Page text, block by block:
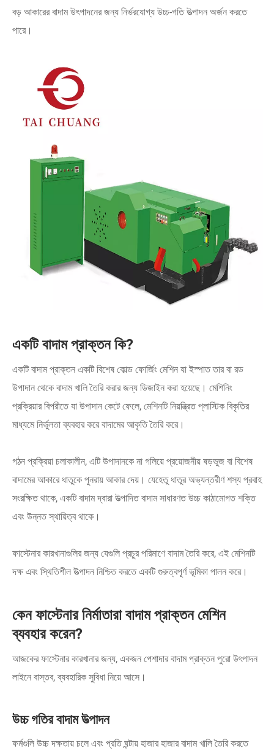
বড় আকারের বাদাম উৎপাদনের জন্য নির্ভরযোগ্য উচ্চ-গতি উত্পাদন অর্জন করতে
পারে।
একটি বাদাম প্রাক্তন কি?
একটি বাদাম প্রাক্তন একটি বিশেষ কোল্ড ফোর্জিং মেশিন যা ইস্পাত তার বা রড
উপাদান থেকে বাদাম খালি তৈরি করার জন্য ডিজাইন করা হয়েছে। মেশিনিং
প্রক্রিয়ার বিপরীতে যা উপাদান কেটে ফেলে, মেশিনটি নিয়ন্ত্রিত প্লাস্টিক বিকৃতির
মাধ্যমে নির্ভুলতা ব্যবহার করে বাদামের আকৃতি তৈরি করে।
গঠন প্রক্রিয়া চলাকালীন, এটি উপাদানকে না গলিয়ে প্রয়োজনীয় ষড়ভুজ বা বিশেষ
বাদামের আকারে ধাতুকে পুনরায় আকার দেয়। যেহেতু ধাতুর অভ্যন্তরীণ শস্য প্রবাহ
সংরক্ষিত থাকে, একটি বাদাম দ্বারা উত্পাদিত বাদাম সাধারণত উচ্চ কাঠামোগত শক্তি
এবং উন্নত স্থায়িত্ব থাকে।
ফাস্টেনার কারখানাগুলির জন্য যেগুলি প্রচুর পরিমাণে বাদাম তৈরি করে, এই মেশিনটি
দক্ষ এবং স্থিতিশীল উত্পাদন নিশ্চিত করতে একটি গুরুত্বপূর্ণ ভূমিকা পালন করে।
কেন ফাস্টেনার নির্মাতারা বাদাম প্রাক্তন মেশিন
ব্যবহার করেন?
আজকের ফাস্টেনার কারখানার জন্য, একজন পেশাদার বাদাম প্রাক্তন পুরো উৎপাদন
লাইনে বাস্তব, ব্যবহারিক সুবিধা নিয়ে আসে।
উচ্চ গতির বাদাম উত্পাদন
ফর্মগুলি উচ্চ দক্ষতায় চলে এবং প্রতি ঘন্টায় হাজার হাজার বাদাম খালি তৈরি করতে